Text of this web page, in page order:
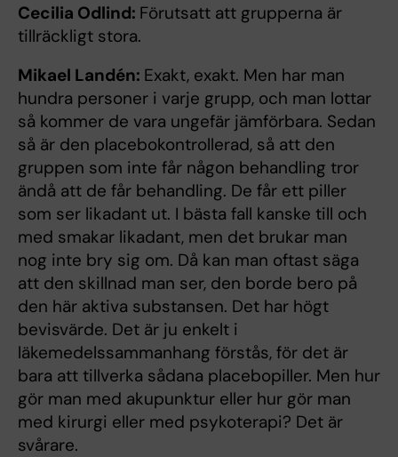
Cecilia Odlind: Förutsatt att grupperna är
tillräckligt stora.
Mikael Landén: Exakt, exakt. Men har man
hundra personer i varje grupp, och man lottar
så kommer de vara ungefär jämförbara. Sedan
så är den placebokontrollerad, så att den
gruppen som inte får någon behandling tror
ändå att de får behandling. De får ett piller
som ser likadant ut. I bästa fall kanske till och
med smakar likadant, men det brukar man
nog inte bry sig om. Då kan man oftast säga
att den skillnad man ser, den borde bero på
den här aktiva substansen. Det har högt
bevisvärde. Det är ju enkelt i
läkemedelssammanhang förstås, för det är
bara att tillverka sådana placebopiller. Men hur
gör man med akupunktur eller hur gör man
med kirurgi eller med psykoterapi? Det är
svårare.